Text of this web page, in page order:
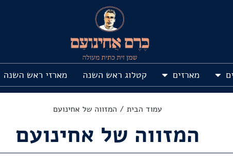
מארזים קטלוג ראש השנה מארזי ראש השנה
עמוד הבית / המזווה של אחינועם
המזווה של אחינועם